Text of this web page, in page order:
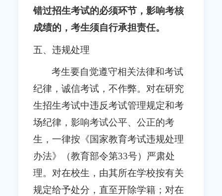
错过招生考试的必须环节，影响考核
成绩的，考生须自行承担责任。
五、违规处理
考生要自觉遵守相关法律和考试
纪律，诚信考试，不作弊。对在研究
生招生考试中违反考试管理规定和考
场纪律，影响考试公平、公正的考
生，一律按《国家教育考试违规处理
办法》（教育部令第33号）严肃处
理。对在校生，由其所在学校按有关
规定给予处分，直至开除学籍；对在